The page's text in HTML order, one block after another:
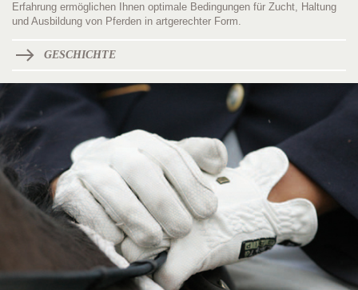
Erfahrung ermöglichen Ihnen optimale Bedingungen für Zucht, Haltung
und Ausbildung von Pferden in artgerechter Form.
GESCHICHTE